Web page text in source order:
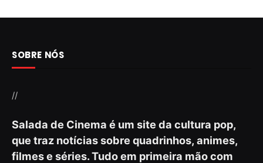
SOBRE NÓS
//
Salada de Cinema é um site da cultura pop,
que traz notícias sobre quadrinhos, animes,
filmes e séries. Tudo em primeira mão com